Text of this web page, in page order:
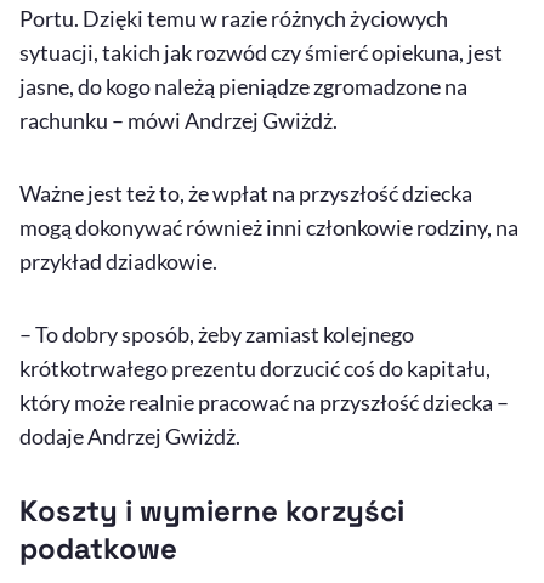
Portu. Dzięki temu w razie różnych życiowych
sytuacji, takich jak rozwód czy śmierć opiekuna, jest
jasne, do kogo należą pieniądze zgromadzone na
rachunku – mówi Andrzej Gwiżdż.
Ważne jest też to, że wpłat na przyszłość dziecka
mogą dokonywać również inni członkowie rodziny, na
przykład dziadkowie.
– To dobry sposób, żeby zamiast kolejnego
krótkotrwałego prezentu dorzucić coś do kapitału,
który może realnie pracować na przyszłość dziecka –
dodaje Andrzej Gwiżdż.
Koszty i wymierne korzyści
podatkowe